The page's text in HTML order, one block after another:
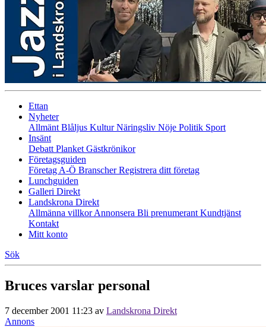
Ettan
Nyheter
Allmänt Blåljus KulturNäringsliv Nöje Politik Sport
Insänt
Debatt Planket Gästkrönikor
Företagsguiden
Företag A-Ö BranscherRegistrera ditt företag
Lunchguiden
Galleri Direkt
Landskrona Direkt
Allmänna villkorAnnonsera Bli prenumerant Kundtjänst
Kontakt
Mitt konto
Sök
Bruces varslar personal
7 december 2001 11:23 av Landskrona Direkt
Annons